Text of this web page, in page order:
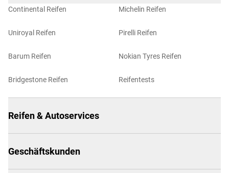
Continental Reifen
Uniroyal Reifen
Barum Reifen
Bridgestone Reifen
Michelin Reifen
Pirelli Reifen
Nokian Tyres Reifen
Reifentests
Reifen & Autoservices
Geschäftskunden